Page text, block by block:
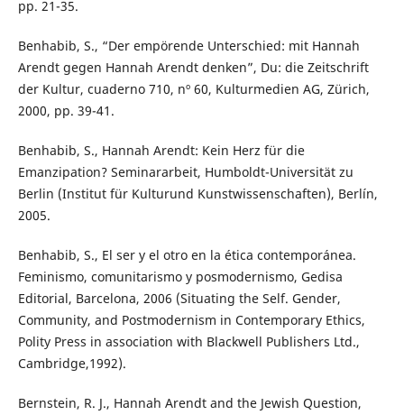
pp. 21-35.
Benhabib, S., “Der empörende Unterschied: mit Hannah
Arendt gegen Hannah Arendt denken”, Du: die Zeitschrift
der Kultur, cuaderno 710, nº 60, Kulturmedien AG, Zürich,
2000, pp. 39-41.
Benhabib, S., Hannah Arendt: Kein Herz für die
Emanzipation? Seminararbeit, Humboldt-Universität zu
Berlin (Institut für Kulturund Kunstwissenschaften), Berlín,
2005.
Benhabib, S., El ser y el otro en la ética contemporánea.
Feminismo, comunitarismo y posmodernismo, Gedisa
Editorial, Barcelona, 2006 (Situating the Self. Gender,
Community, and Postmodernism in Contemporary Ethics,
Polity Press in association with Blackwell Publishers Ltd.,
Cambridge,1992).
Bernstein, R. J., Hannah Arendt and the Jewish Question,